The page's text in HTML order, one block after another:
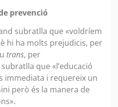
prevenció
subratlla que «voldríem
hi ha molts prejudicis, per
trans, per
que «l’educació
immediata i requereix un
però és la manera de